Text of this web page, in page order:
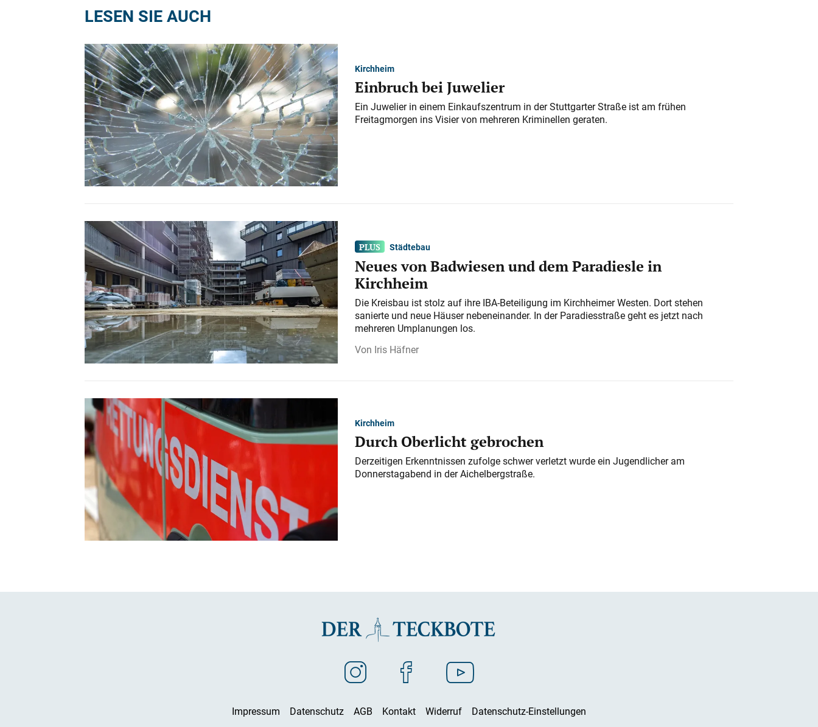
LESEN SIE AUCH
Kirchheim
Einbruch bei Juwelier
Ein Juwelier in einem Einkaufszentrum in der Stuttgarter Straße ist am frühen
Freitagmorgen ins Visier von mehreren Kriminellen geraten.
Städtebau
Neues von Badwiesen und dem Paradiesle in
Kirchheim
Die Kreisbau ist stolz auf ihre IBA-Beteiligung im Kirchheimer Westen. Dort stehen
sanierte und neue Häuser nebeneinander. In der Paradiesstraße geht es jetzt nach
mehreren Umplanungen los.
Iris Häfner
Kirchheim
Durch Oberlicht gebrochen
Derzeitigen Erkenntnissen zufolge schwer verletzt wurde ein Jugendlicher am
Donnerstagabend in der Aichelbergstraße.
Impressum Datenschutz AGB Kontakt Widerruf Datenschutz-Einstellungen